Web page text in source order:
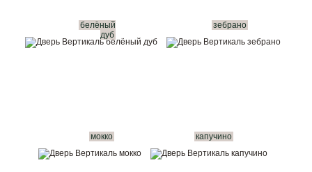
белёный
дуб
зебрано
мокко капучино